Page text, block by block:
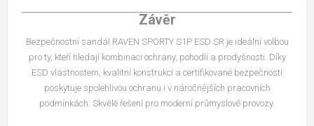
Závěr
Bezpečnostní sandál RAVEN SPORTY S1P ESD SR je ideální volbou
pro ty, kteří hledají kombinaci ochrany, pohodlí a prodyšnosti. Díky
ESD vlastnostem, kvalitní konstrukci a certifikované bezpečnosti
poskytuje spolehlivou ochranu i v náročnějších pracovních
podmínkách. Skvělé řešení pro moderní průmyslové provozy.